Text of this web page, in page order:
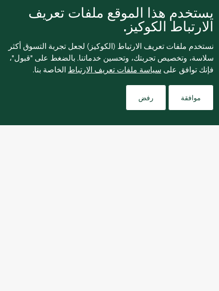
يستخدم هذا الموقع ملفات تعريف
الارتباط الكوكيز.
نستخدم ملفات تعريف الارتباط (الكوكيز) لجعل تجربة التسوق أكثر
سلاسة، وتخصيص تجربتك، وتحسين خدماتنا. بالضغط على "قبول"،
فإنك توافق على سياسة ملفات تعريف الارتباط الخاصة بنا.
موافقة رفض